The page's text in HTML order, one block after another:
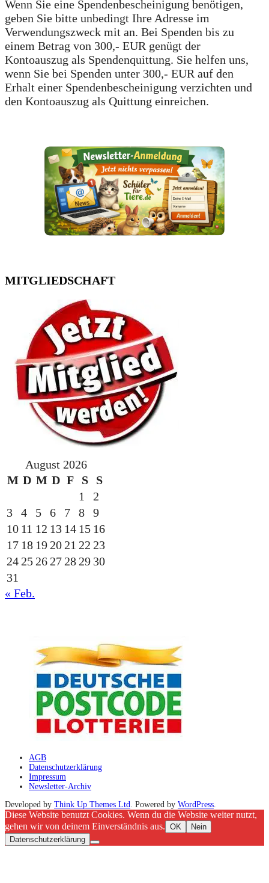
Wenn Sie eine Spendenbescheinigung benötigen,
geben Sie bitte unbedingt Ihre Adresse im
Verwendungszweck mit an. Bei Spenden bis zu
einem Betrag von 300,- EUR genügt der
Kontoauszug als Spendenquittung. Sie helfen uns,
wenn Sie bei Spenden unter 300,- EUR auf den
Erhalt einer Spendenbescheinigung verzichten und
den Kontoauszug als Quittung einreichen.
MITGLIEDSCHAFT
August 2026
M D M D F S
S
1
2
3
4 5 6 7 8
9
10 11 12 13 14 15 16
17 18 19 20 21 22 23
24 25 26 27 28 29 30
31
« Feb.
AGB
Datenschutzerklärung
Impressum
Newsletter-Archiv
Developed by Think Up Themes Ltd . Powered by WordPress
Diese Website benutzt Cookies. Wenn du die Website weiter nutzt,
gehen wir von deinem Einverständnis aus. OK
Nein
Datenschutzerklärung